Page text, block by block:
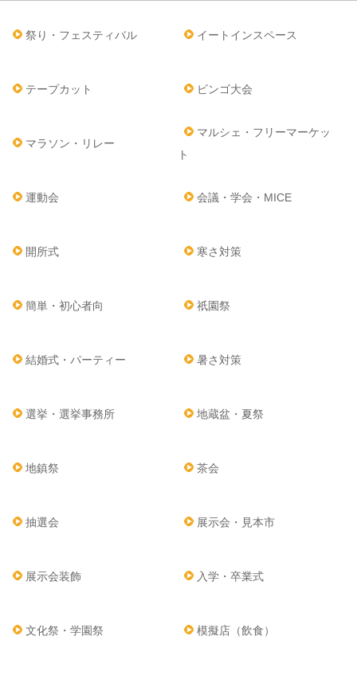
祭り・フェスティバル イートインスペース
テープカット ビンゴ大会
マラソン・リレー
マルシェ・フリーマーケッ
ト
運動会 会議・学会・MICE
開所式 寒さ対策
簡単・初心者向 祇園祭
結婚式・パーティー 暑さ対策
選挙・選挙事務所 地蔵盆・夏祭
地鎮祭 茶会
抽選会 展示会・見本市
展示会装飾 入学・卒業式
文化祭・学園祭 模擬店（飲食）